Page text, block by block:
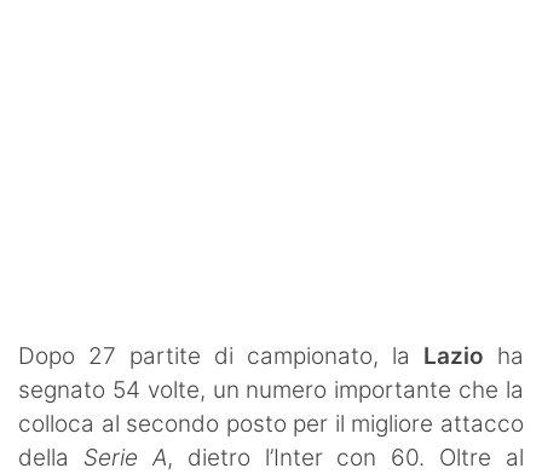
Dopo 27 partite di campionato, la Lazio ha
segnato 54 volte, un numero importante che la
colloca al secondo posto per il migliore attacco
della Serie A, dietro l’Inter con 60. Oltre al